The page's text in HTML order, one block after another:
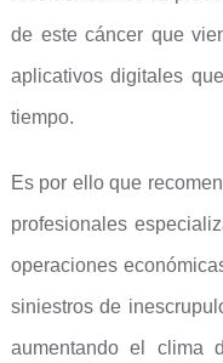
de este cáncer que
aplicativos digitales
tiempo.
Es por ello que
profesionales
operaciones
siniestros de
aumentando el clima